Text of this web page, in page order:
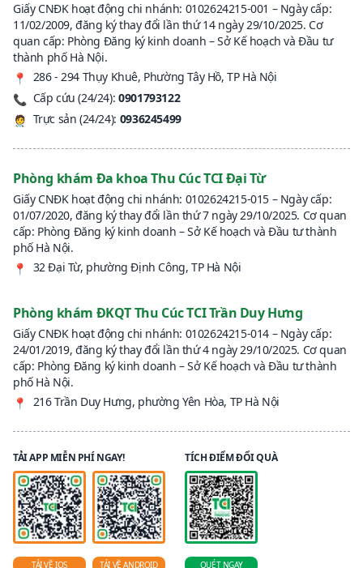
Giấy CNĐK hoạt động chi nhánh: 0102624215-001 – Ngày cấp:
11/02/2009, đăng ký thay đổi lần thứ 14 ngày 29/10/2025. Cơ
quan cấp: Phòng Đăng ký kinh doanh – Sở Kế hoạch và Đầu tư
thành phố Hà Nội.
📍
286 - 294 Thụy Khuê, Phường Tây Hồ, TP Hà Nội
📞 Cấp cứu (24/24): 0901793122
🧑‍⚕️ Trực sản (24/24): 0936245499
Phòng khám Đa khoa Thu Cúc TCI Đại Từ
Giấy CNĐK hoạt động chi nhánh: 0102624215-015 – Ngày cấp:
01/07/2020, đăng ký thay đổi lần thứ 7 ngày 29/10/2025. Cơ quan
cấp: Phòng Đăng ký kinh doanh – Sở Kế hoạch và Đầu tư thành
phố Hà Nội.
📍
32 Đại Từ, phường Định Công, TP Hà Nội
Phòng khám ĐKQT Thu Cúc TCI Trần Duy Hưng
Giấy CNĐK hoạt động chi nhánh: 0102624215-014 – Ngày cấp:
24/01/2019, đăng ký thay đổi lần thứ 4 ngày 29/10/2025. Cơ quan
cấp: Phòng Đăng ký kinh doanh – Sở Kế hoạch và Đầu tư thành
phố Hà Nội.
📍
216 Trần Duy Hưng, phường Yên Hòa, TP Hà Nội
TẢI APP MIỄN PHÍ NGAY!
TẢI VỀ IOS TẢI VỀ ANDROID
TÍCH ĐIỂM ĐỔI QUÀ
QUÉT NGAY